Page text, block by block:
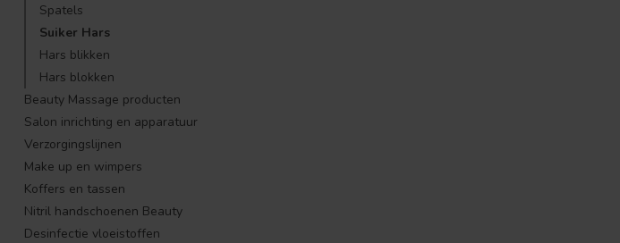
Spatels
Suiker Hars
Hars blikken
Hars blokken
Beauty Massage producten
Salon inrichting en apparatuur
Verzorgingslijnen
Make up en wimpers
Koffers en tassen
Nitril handschoenen Beauty
Desinfectie vloeistoffen